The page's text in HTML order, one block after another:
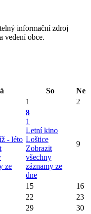
informační zdroj
vedení obce.
So
Ne
1 2
- léto
ze
8
1
Letní kino
Loštice
Zobrazit
všechny
záznamy ze
dne
9
15
16
22
23
29 30